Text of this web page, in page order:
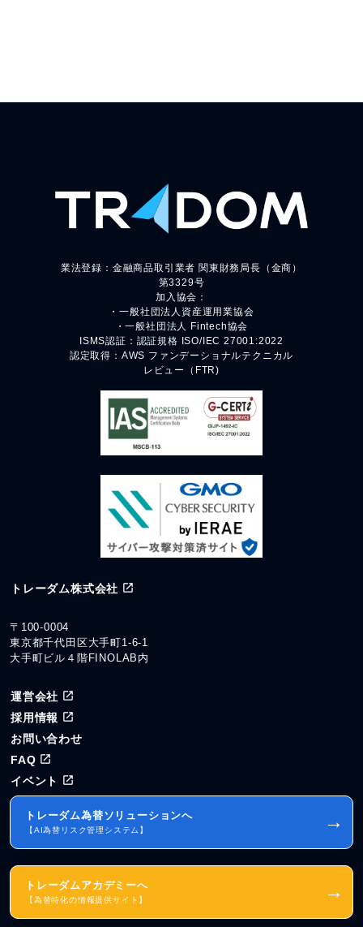
業法登録：金融商品取引業者 関東財務局長（金商）
第3329号
加入協会：
・一般社団法人資産運用業協会
・一般社団法人 Fintech協会
ISMS認証：認証規格 ISO/IEC 27001:2022
認定取得：AWS ファンデーショナルテクニカル
レビュー（FTR)
トレーダム株式会社
〒100-0004
東京都千代田区大手町1-6-1
大手町ビル４階FINOLAB内
運営会社
採用情報
お問い合わせ
FAQ
イベント
トレーダム為替ソリューションへ
【AI為替リスク管理システム】 →
トレーダムアカデミーへ
【為替特化の情報提供サイト】 →